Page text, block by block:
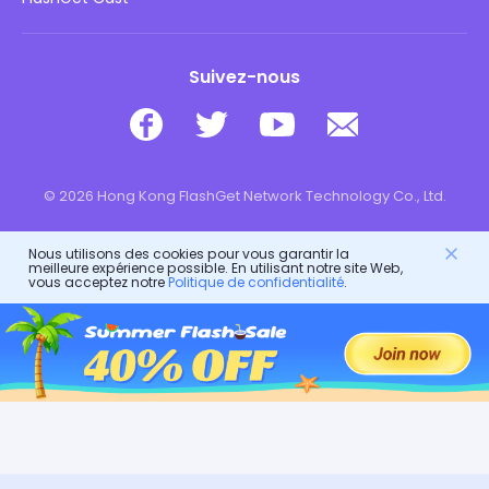
Suivez-nous
© 2026 Hong Kong FlashGet Network Technology Co., Ltd.
Nous utilisons des cookies pour vous garantir la
meilleure expérience possible. En utilisant notre site Web,
vous acceptez notrePolitique de confidentialité.